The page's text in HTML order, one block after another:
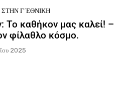
Γ΄ΕΘΝΙΚΉ
καθήκον μας καλεί! –
φίλαθλο κόσμο.
2025